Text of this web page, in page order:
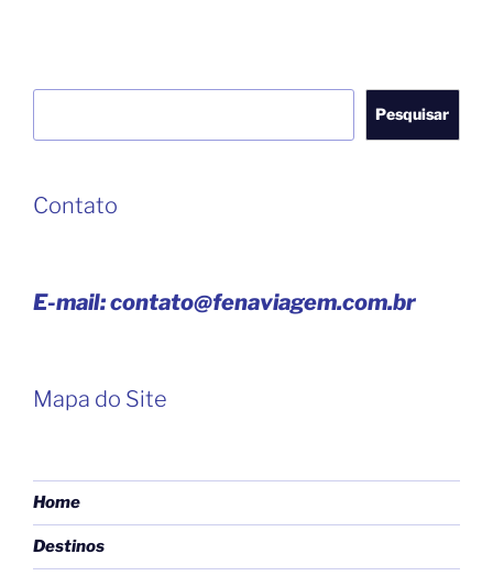
Pesquisar
Contato
E-mail: contato@fenaviagem.com.br
Mapa do Site
Home
Destinos